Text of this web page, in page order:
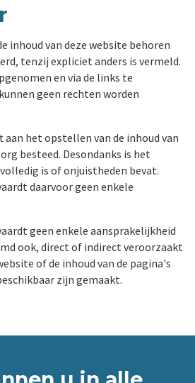
inhoud van deze website behoren
tenzij expliciet anders is vermeld.
en via de links te
geen rechten worden
aan het opstellen van de inhoud van
besteed. Desondanks is het
is of onjuistheden bevat.
daarvoor geen enkele
geen enkele aansprakelijkheid
ook, direct of indirect veroorzaakt
of de inhoud van de pagina's
zijn gemaakt.